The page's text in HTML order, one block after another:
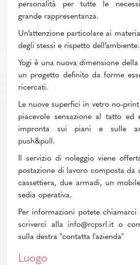
personalità per tutte le
grande rappresentanza.
Un’attenzione particolare ai
degli stessi e rispetto dell’ambiente.
Yogi è una nuova dimensione
un progetto definito da forme
ricercati.
Le nuove superfici in vetro no-
piacevole sensazione al tatto ed
impronta sui piani e sulle
push&pull.
Il servizio di noleggio viene
postazione di lavoro composta da
cassettiera, due armadi, un
sedia operativa.
Per informazioni potete chiamarci
scriverci alla info@rcpsrl.it o
sulla destra "contatta l'azienda"
Luogo